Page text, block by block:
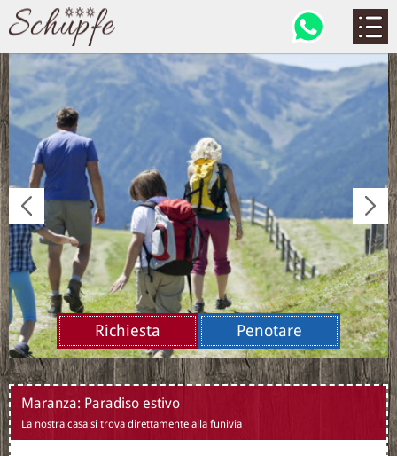
Richiesta Penotare
Maranza: Paradiso estivo
La nostra casa si trova direttamente alla funivia